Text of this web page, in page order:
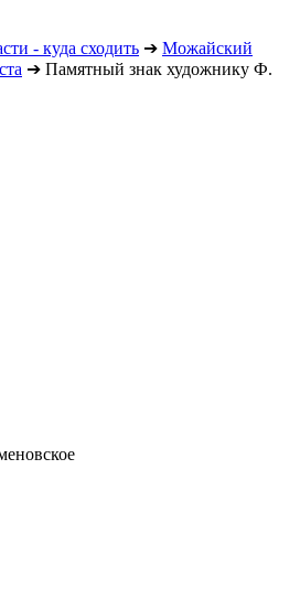
- куда сходить ➔ Можайский
➔ Памятный знак художнику Ф.